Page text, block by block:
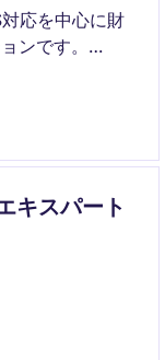
応を中心に財
ンです。
財務戦略に関
キスパート